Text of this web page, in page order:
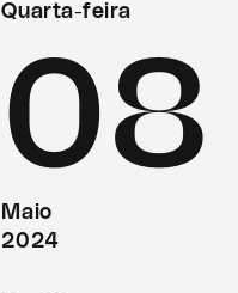
Quarta-feira
08
Maio
2024